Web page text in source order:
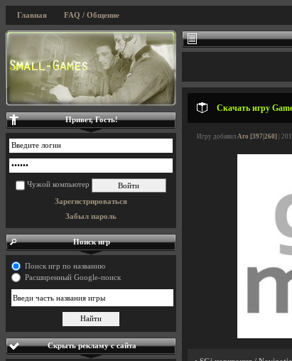
Главная FAQ / Общение
Скачать игру
Игру добавил Aro [397|260] |
Привет, Гость!
Чужой компьютер
Зарегистрироваться
Забыл пароль
Поиск игр
Поиск игр по названию
Расширенный Google-поиск
Скрыть рекламу с сайта